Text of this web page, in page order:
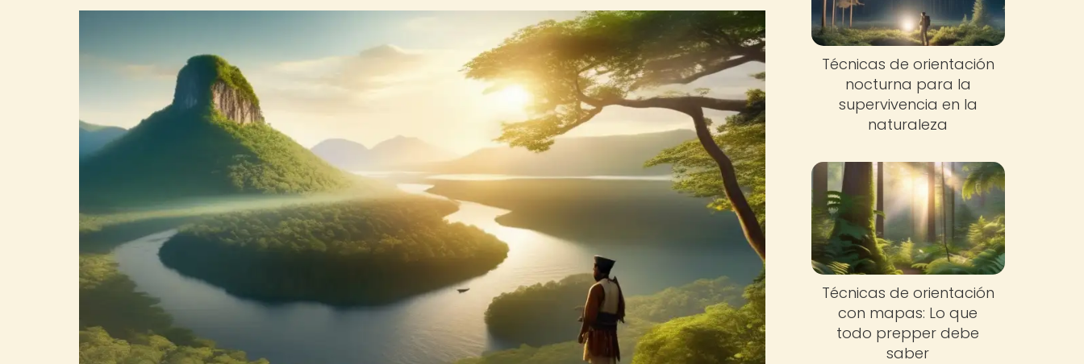
Técnicas de orientación
nocturna para la
supervivencia en la
naturaleza
Técnicas de orientación
con mapas: Lo que
todo prepper debe
saber